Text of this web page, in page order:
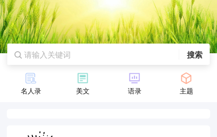
搜索
名人录 美文 语录 主题